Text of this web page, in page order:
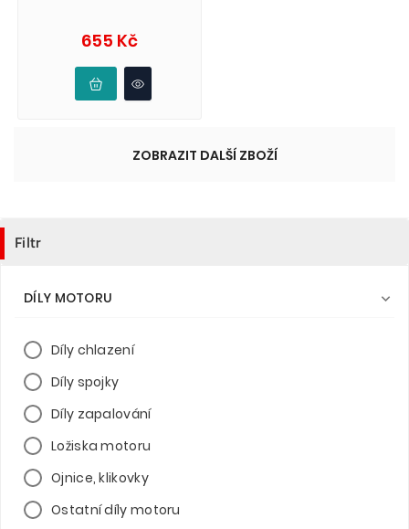
655 KčCena
ZOBRAZIT DALŠÍ ZBOŽÍ
Filtr
DÍLY MOTORU 
Díly chlazení
Díly spojky
Díly zapalování
Ložiska motoru
Ojnice, klikovky
Ostatní díly motoru